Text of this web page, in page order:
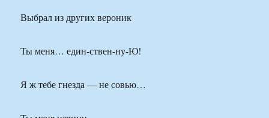
Выбрал из других вероник
Ты меня… един-ствен-ну-Ю!
Я ж тебе гнезда — не совью…